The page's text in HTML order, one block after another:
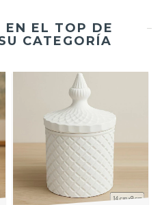
EN EL TOP DE
CATEGORÍA